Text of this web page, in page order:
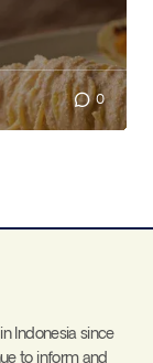
0
Indonesia since
to inform and